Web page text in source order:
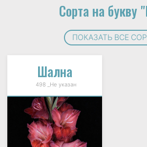
Сорта на букву
ПОКАЗАТЬ ВСЕ
Шална
498 _Не указан